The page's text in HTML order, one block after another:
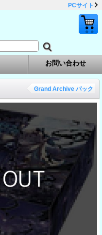
PCサイト
お問い合わせ
Grand Archive パック